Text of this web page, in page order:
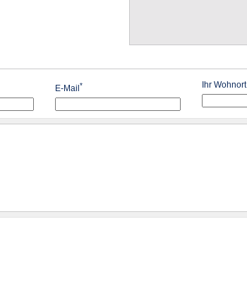
E-Mail * Ihr Wohnort